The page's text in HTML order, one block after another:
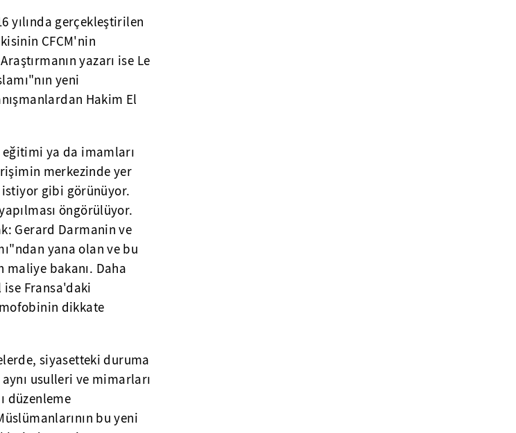
yılında gerçekleştirilen
CFCM'nin
yazarı ise Le
yeni
Hakim El
ya da imamları
merkezinde yer
istiyor gibi görünüyor.
öngörülüyor.
Gerard Darmanin ve
yana olan ve bu
maliye bakanı. Daha
ise Fransa'daki
dikkate
siyasetteki duruma
usulleri ve mimarları
düzenleme
bu yeni